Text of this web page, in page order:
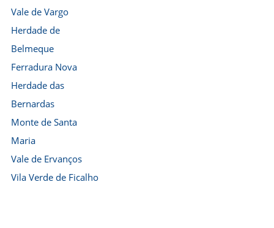
Vale de Vargo
Herdade de
Belmeque
Ferradura Nova
Herdade das
Bernardas
Monte de Santa
Maria
Vale de Ervanços
Vila Verde de Ficalho